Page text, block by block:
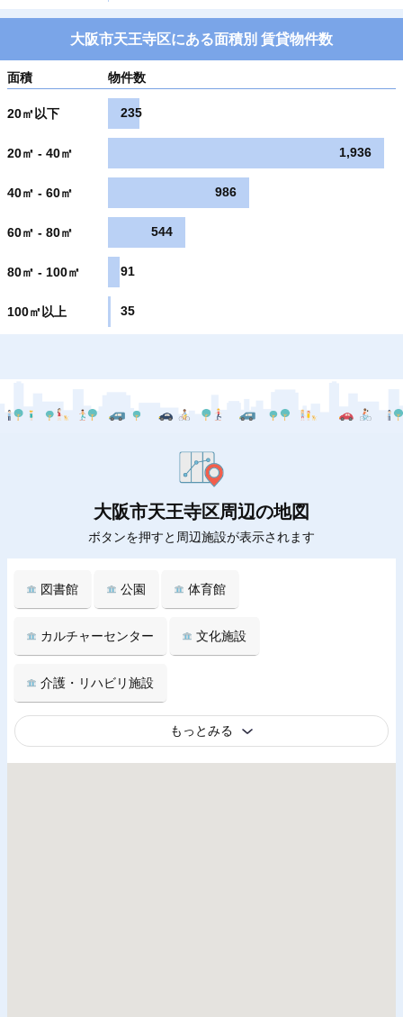
大阪市天王寺区にある面積別 賃貸物件数
面積 物件数
20㎡以下 235
20㎡ - 40㎡ 1,936
40㎡ - 60㎡ 986
60㎡ - 80㎡ 544
80㎡ - 100㎡ 91
100㎡以上 35
大阪市天王寺区周辺の地図
ボタンを押すと周辺施設が表示されます
図書館 公園 体育館
カルチャーセンター 文化施設
介護・リハビリ施設
もっとみる